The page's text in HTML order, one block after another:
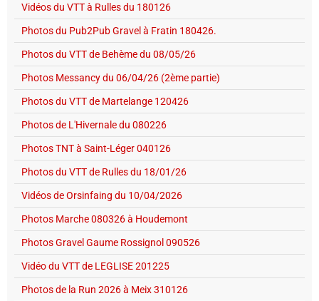
Vidéos du VTT à Rulles du 180126
Photos du Pub2Pub Gravel à Fratin 180426.
Photos du VTT de Behème du 08/05/26
Photos Messancy du 06/04/26 (2ème partie)
Photos du VTT de Martelange 120426
Photos de L'Hivernale du 080226
Photos TNT à Saint-Léger 040126
Photos du VTT de Rulles du 18/01/26
Vidéos de Orsinfaing du 10/04/2026
Photos Marche 080326 à Houdemont
Photos Gravel Gaume Rossignol 090526
Vidéo du VTT de LEGLISE 201225
Photos de la Run 2026 à Meix 310126